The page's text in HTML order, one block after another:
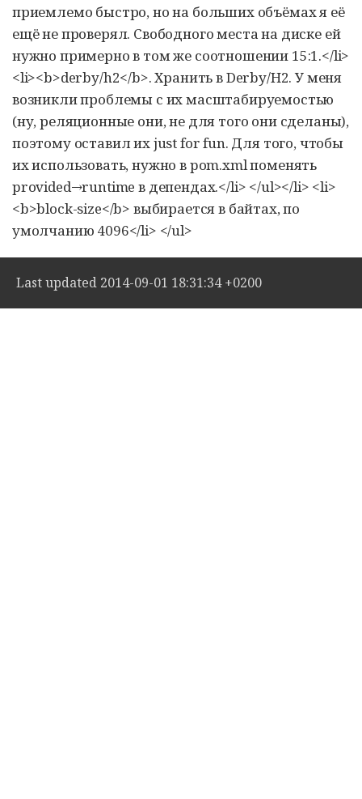
приемлемо быстро, но на больших объёмах я её
ещё не проверял. Свободного места на диске ей
нужно примерно в том же соотношении 15:1.</li>
<li><b>derby/h2</b>. Хранить в Derby/H2. У меня
возникли проблемы с их масштабируемостью
(ну, реляционные они, не для того они сделаны),
поэтому оставил их just for fun. Для того, чтобы
их использовать, нужно в pom.xml поменять
provided→runtime в депендах.</li> </ul></li> <li>
<b>block-size</b> выбирается в байтах, по
умолчанию 4096</li> </ul>
Last updated 2014-09-01 18:31:34 +0200